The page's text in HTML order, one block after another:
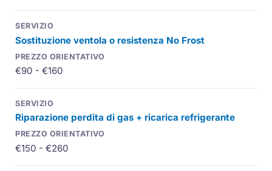
Sostituzione ventola o resistenza No Frost
€90 - €160
Riparazione perdita di gas + ricarica refrigerante
€150 - €260